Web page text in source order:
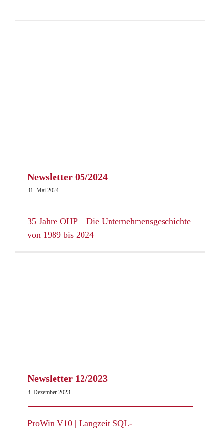
Newsletter 05/2024
31. Mai 2024
35 Jahre OHP – Die Unternehmensgeschichte
von 1989 bis 2024
Newsletter 12/2023
8. Dezember 2023
ProWin V10 | Langzeit SQL-